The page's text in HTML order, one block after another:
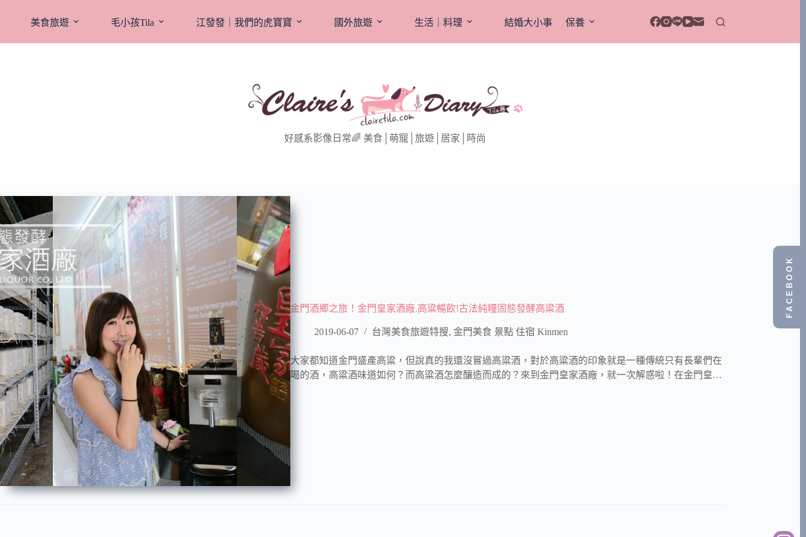
美食旅遊 毛小孩Tila 江發發｜我們的虎寶寶 國外旅遊 生活｜料理 結婚大小事 保養
好感系影像日常🌈 美食│萌寵│旅遊│居家│時尚
金門酒鄉之旅！金門皇家酒廠.高粱暢飲!古法純糧固態發酵高粱酒
2019-06-07 台灣美食旅遊特搜, 金門美食 景點 住宿 Kinmen
大家都知道金門盛產高粱，但說真的我還沒嘗過高粱酒，對於高粱酒的印象就是一種傳統只有長輩們在
喝的酒，高粱酒味道如何？而高粱酒怎麼釀造而成的？來到金門皇家酒廠，就一次解惑啦！在金門皇…
FACEBOOK